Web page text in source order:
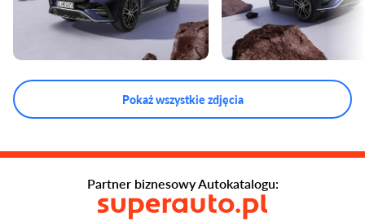
Pokaż wszystkie zdjęcia
Partner biznesowy Autokatalogu: